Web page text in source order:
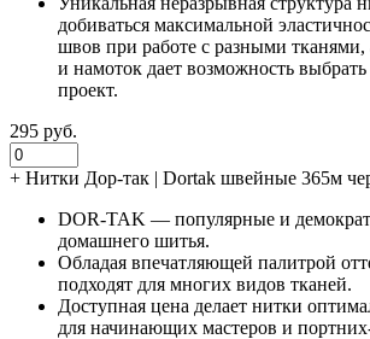
добиваться максимальной
швов при работе с разными тканями,
и намоток дает возможность
проект.
295 руб.
+ Нитки Дор-так | Dortak швейные 365м
DOR-TAK — популярные и
домашнего шитья.
Обладая впечатляющей палитрой
подходят для многих видов тканей.
Доступная цена делает нитки
для начинающих мастеров и